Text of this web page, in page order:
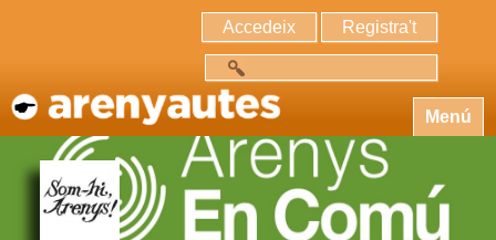
Accedeix Registra't
Menú